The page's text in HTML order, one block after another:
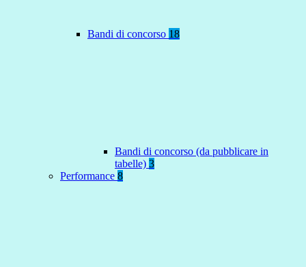
Bandi di concorso 18
Bandi di concorso (da pubblicare in
tabelle) 3
Performance 8